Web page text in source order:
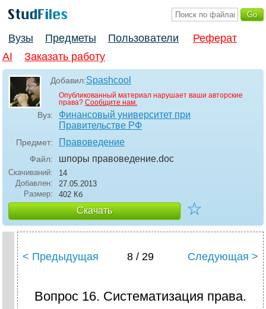
Вузы Предметы Пользователи
Реферат
AI
Заказать работу
Добавил:Spashcool
Опубликованный материал нарушает ваши авторские
права? Сообщите нам.
Вуз:
Финансовый университет при
Правительстве РФ
Предмет: Правоведение
Файл: шпоры правоведение.doc
Скачиваний:
14
Добавлен:
27.05.2013
Размер:
402 Кб
Скачать ☆
< Предыдущая 8 / 29 Следующая >
Вопрос 16. Систематизация права.